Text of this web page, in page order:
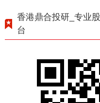
香港鼎合投研_专业
台